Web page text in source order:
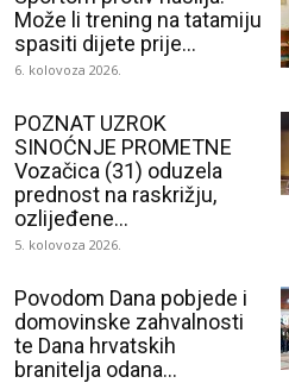
Može li trening na tatamiju
spasiti dijete prije...
6. kolovoza 2026.
POZNAT UZROK
SINOĆNJE PROMETNE
Vozačica (31) oduzela
prednost na raskrižju,
ozlijeđene...
5. kolovoza 2026.
Povodom Dana pobjede i
domovinske zahvalnosti
te Dana hrvatskih
branitelja odana...